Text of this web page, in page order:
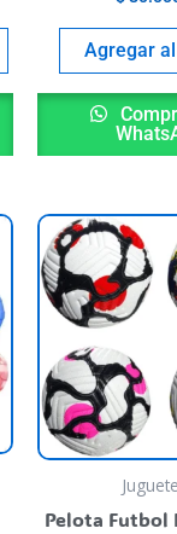
Agregar
This
product
multiple
variants.
The
options
may
chosenPelota Futbol